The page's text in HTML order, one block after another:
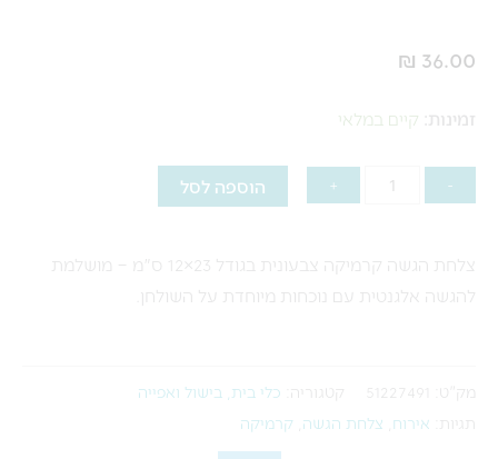
₪ 36.00
זמינות: קיים במלאי
-
כמות
23|12
קרמיקה
צבעונית
+ הוספה לסל
צלחת הגשה קרמיקה צבעונית בגודל 23×12 ס"מ – מושלמת
להגשה אלגנטית עם נוכחות מיוחדת על השולחן.
מק"ט: 51227491 קטגוריה: כלי בית, בישול ואפייה
אירוח צלחת הגשה קרמיקה